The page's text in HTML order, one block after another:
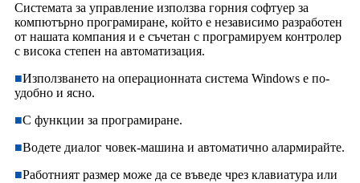
Системата за управление използва горния софтуер за
компютърно програмиране, който е независимо разработен
от нашата компания и е съчетан с програмируем контролер
с висока степен на автоматизация.
■Използването на операционната система Windows е по-
удобно и ясно.
■С функции за програмиране.
■Водете диалог човек-машина и автоматично алармирайте.
■Работният размер може да се въведе чрез клавиатура или